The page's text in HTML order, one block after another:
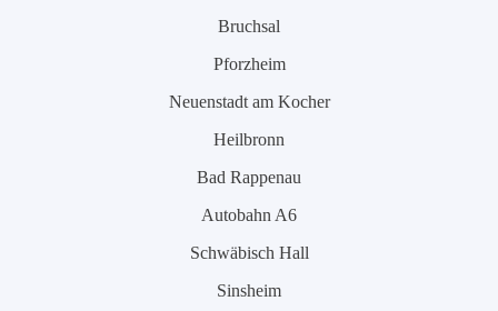
Bruchsal
Pforzheim
Neuenstadt am Kocher
Heilbronn
Bad Rappenau
Autobahn A6
Schwäbisch Hall
Sinsheim